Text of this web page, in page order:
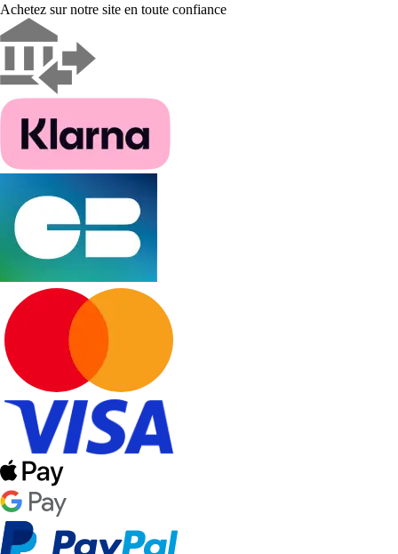
Achetez sur notre site en toute confiance